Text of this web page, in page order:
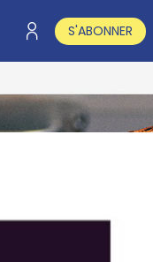
S'ABONNER